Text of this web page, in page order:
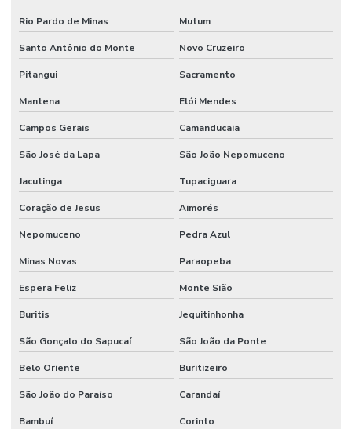
Rio Pardo de Minas Mutum
Santo Antônio do Monte Novo Cruzeiro
Pitangui Sacramento
Mantena Elói Mendes
Campos Gerais Camanducaia
São José da Lapa São João Nepomuceno
Jacutinga Tupaciguara
Coração de Jesus Aimorés
Nepomuceno Pedra Azul
Minas Novas Paraopeba
Espera Feliz Monte Sião
Buritis Jequitinhonha
São Gonçalo do Sapucaí São João da Ponte
Belo Oriente Buritizeiro
São João do Paraíso Carandaí
Bambuí Corinto